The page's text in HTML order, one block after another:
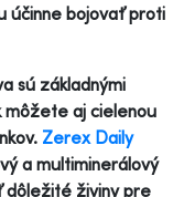
účinne bojovať proti
sú základnými
môžete aj cielenou
Zerex Daily
a multiminerálový
dôležité živiny pre